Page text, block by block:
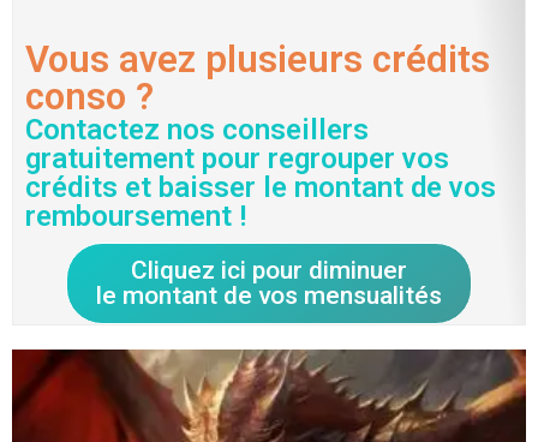
Vous avez plusieurs crédits
conso ?
Contactez nos conseillers
gratuitement pour regrouper vos
crédits et baisser le montant de vos
remboursement !
Cliquez ici pour diminuer
le montant de vos mensualités